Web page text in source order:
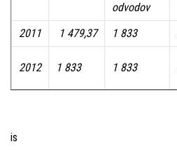
odvodov
2011 1 479,37 1 833
2012 1 833 1 833
is